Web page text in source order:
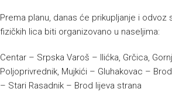
Prema planu, danas će prikupljanje i odvoz
fizičkih lica biti organizovano u naseljima:
Centar – Srpska Varoš – Ilićka, Grčica,
Poljoprivrednik, Mujkići – Gluhakovac –
– Stari Rasadnik – Brod lijeva strana